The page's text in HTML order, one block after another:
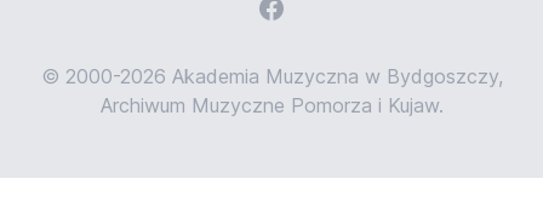
© 2000-2026 Akademia Muzyczna w Bydgoszczy,
Archiwum Muzyczne Pomorza i Kujaw.